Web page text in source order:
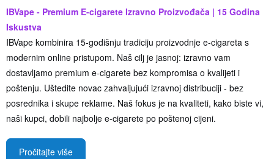
IBVape - Premium E-cigarete Izravno Proizvođača | 15 Godina
Iskustva
IBVape kombinira 15-godišnju tradiciju proizvodnje e-cigareta s
modernim online pristupom. Naš cilj je jasnoj: izravno vam
dostavljamo premium e-cigarete bez kompromisa o kvalijeti i
poštenju. Uštedite novac zahvaljujući izravnoj distribuciji - bez
posrednika i skupe reklame. Naš fokus je na kvaliteti, kako biste vi,
naši kupci, dobili najbolje e-cigarete po poštenoj cijeni.
Pročitajte više